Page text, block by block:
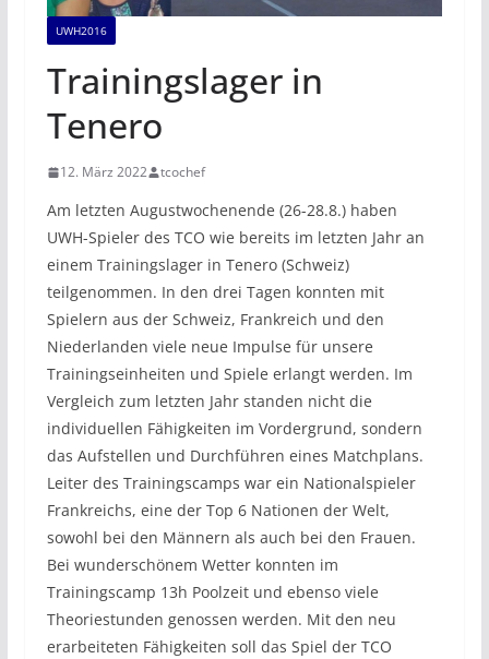
UWH2016
Trainingslager in
Tenero
12. März 2022 tcochef
Am letzten Augustwochenende (26-28.8.) haben
UWH-Spieler des TCO wie bereits im letzten Jahr an
einem Trainingslager in Tenero (Schweiz)
teilgenommen. In den drei Tagen konnten mit
Spielern aus der Schweiz, Frankreich und den
Niederlanden viele neue Impulse für unsere
Trainingseinheiten und Spiele erlangt werden. Im
Vergleich zum letzten Jahr standen nicht die
individuellen Fähigkeiten im Vordergrund, sondern
das Aufstellen und Durchführen eines Matchplans.
Leiter des Trainingscamps war ein Nationalspieler
Frankreichs, eine der Top 6 Nationen der Welt,
sowohl bei den Männern als auch bei den Frauen.
Bei wunderschönem Wetter konnten im
Trainingscamp 13h Poolzeit und ebenso viele
Theoriestunden genossen werden. Mit den neu
erarbeiteten Fähigkeiten soll das Spiel der TCO